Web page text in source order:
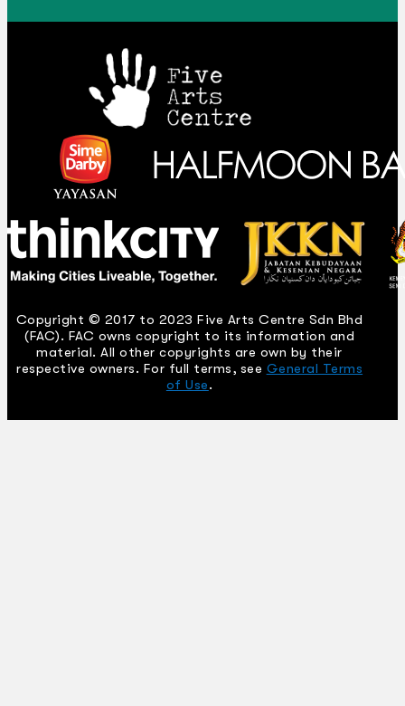
Copyright © 2017 to 2023 Five Arts Centre Sdn Bhd
(FAC). FAC owns copyright to its information and
material. All other copyrights are own by their
respective owners. For full terms, see General Terms
of Use.